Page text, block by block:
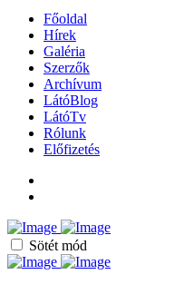
Főoldal
Hírek
Galéria
Szerzők
Archívum
LátóBlog
LátóTv
Rólunk
Előfizetés
Sötét mód